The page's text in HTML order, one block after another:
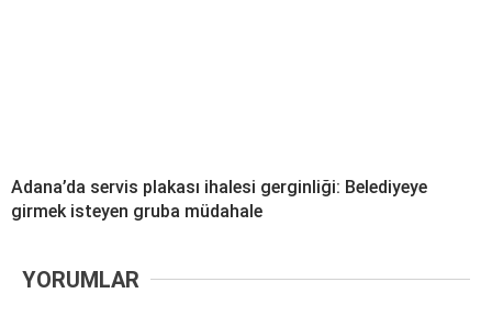
Adana’da servis plakası ihalesi gerginliği: Belediyeye
girmek isteyen gruba müdahale
YORUMLAR